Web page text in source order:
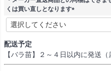
くは買い直しとなります
(
配送予定
【バラ苗】２～４日以内に発送（